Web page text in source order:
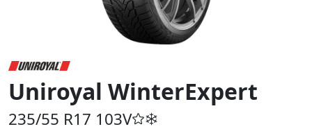
Uniroyal WinterExpert
235/55 R17 103V